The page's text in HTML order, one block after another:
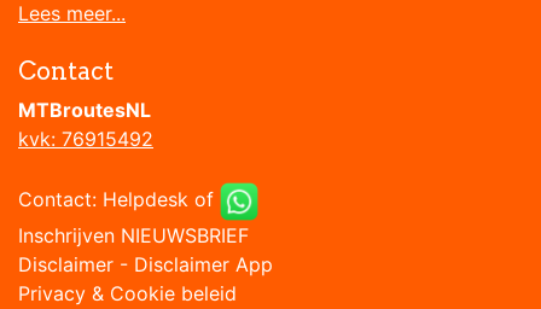
Lees meer...
Contact
MTBroutesNL
kvk: 76915492
Contact: Helpdesk of
Inschrijven NIEUWSBRIEF
Disclaimer - Disclaimer App
Privacy & Cookie beleid